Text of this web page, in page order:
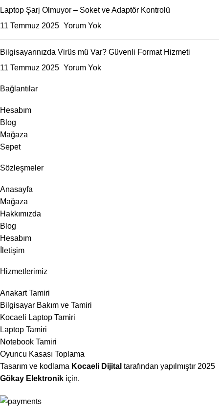
Laptop Şarj Olmuyor – Soket ve Adaptör Kontrolü
11 Temmuz 2025 Yorum Yok
Bilgisayarınızda Virüs mü Var? Güvenli Format Hizmeti
11 Temmuz 2025 Yorum Yok
Bağlantılar
Hesabım
Blog
Mağaza
Sepet
Sözleşmeler
Anasayfa
Mağaza
Hakkımızda
Blog
Hesabım
İletişim
Hizmetlerimiz
Anakart Tamiri
Bilgisayar Bakım ve Tamiri
Kocaeli Laptop Tamiri
Laptop Tamiri
Notebook Tamiri
Oyuncu Kasası Toplama
Tasarım ve kodlama Kocaeli Dijital tarafından yapılmıştır 2025
Gökay Elektronik için.